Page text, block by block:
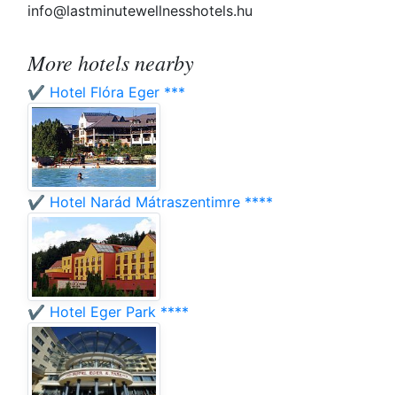
info@lastminutewellnesshotels.hu
More hotels nearby
✔️ Hotel Flóra Eger ***
✔️ Hotel Narád Mátraszentimre ****
✔️ Hotel Eger Park ****